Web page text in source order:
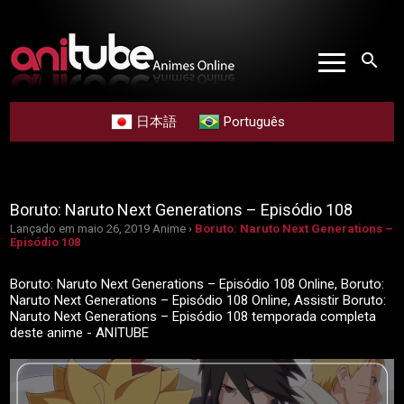
search
日本語 Português
Boruto: Naruto Next Generations – Episódio 108
Lançado em maio 26, 2019 Anime › Boruto: Naruto Next Generations –
Episódio 108
Boruto: Naruto Next Generations – Episódio 108 Online, Boruto:
Naruto Next Generations – Episódio 108 Online, Assistir Boruto:
Naruto Next Generations – Episódio 108 temporada completa
deste anime - ANITUBE